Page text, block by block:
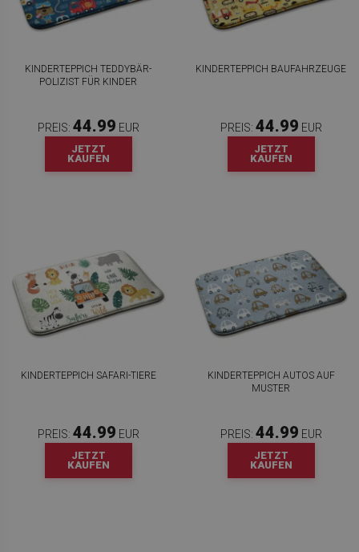
KINDERTEPPICH TEDDYBÄR-
POLIZIST FÜR KINDER
PREIS: 44.99 EUR
JETZT
KAUFEN
KINDERTEPPICH BAUFAHRZEUGE
PREIS: 44.99 EUR
JETZT
KAUFEN
KINDERTEPPICH SAFARI-TIERE
PREIS: 44.99 EUR
JETZT
KAUFEN
KINDERTEPPICH AUTOS AUF
MUSTER
PREIS: 44.99 EUR
JETZT
KAUFEN